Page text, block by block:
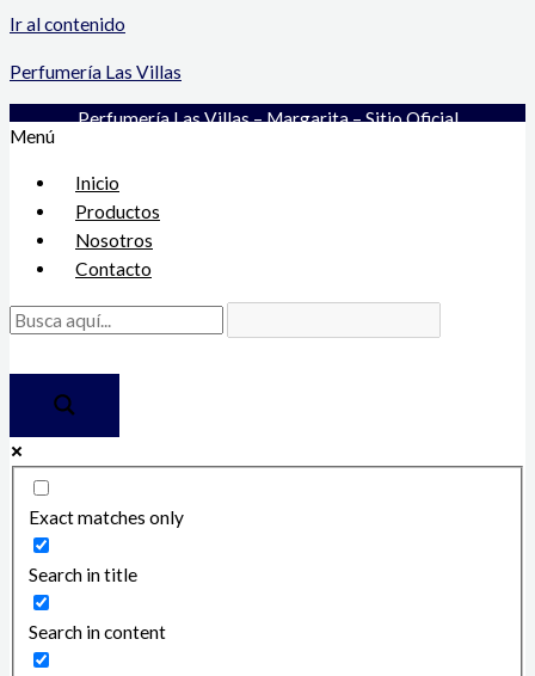
Ir al contenido
Perfumería Las Villas
Perfumería Las Villas – Margarita – Sitio Oficial
Menú
Inicio
Productos
Nosotros
Contacto
Exact matches only
Search in title
Search in content